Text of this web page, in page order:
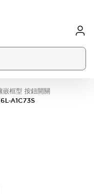
嵌框型 按鈕開關
A1C73S